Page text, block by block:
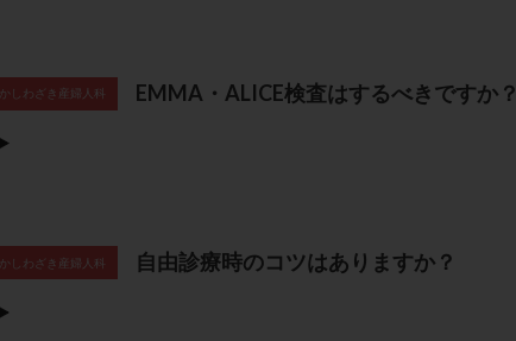
かしわざき産婦人科 EMMA・ALICE検査はするべきですか？
かしわざき産婦人科 自由診療時のコツはありますか？